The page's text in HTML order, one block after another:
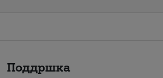
Поддршка